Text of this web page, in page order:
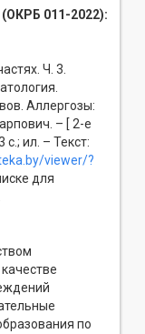
011-2022):
Ч. 3.
Аллергозы:
– [ 2-е
ил. – Текст:
viewer/?
для
по